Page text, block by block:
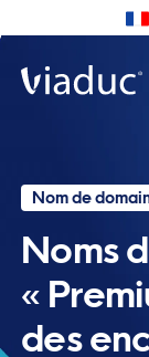
Nom de
Noms
«
des